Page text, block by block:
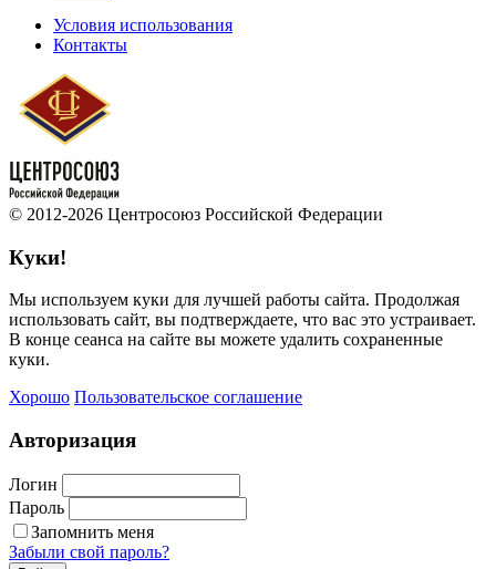
Условия использования
Контакты
© 2012-2026 Центросоюз Российской Федерации
Куки!
Мы используем куки для лучшей работы сайта. Продолжая
использовать сайт, вы подтверждаете, что вас это устраивает.
В конце сеанса на сайте вы можете удалить сохраненные
куки.
Хорошо Пользовательское соглашение
Авторизация
Логин
Пароль
Запомнить меня
Забыли свой пароль?